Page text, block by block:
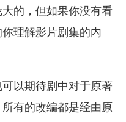
的，但如果你没有看
理解影片剧集的内
以期待剧中对于原著
有的改编都是经由原